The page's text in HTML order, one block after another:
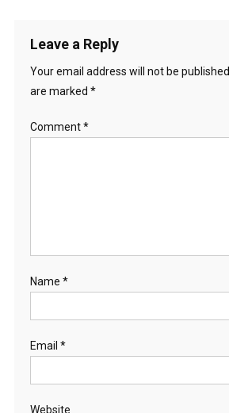
Leave a Reply
Your email address will not be published.
are marked *
Comment*
Name *
Email *
Website